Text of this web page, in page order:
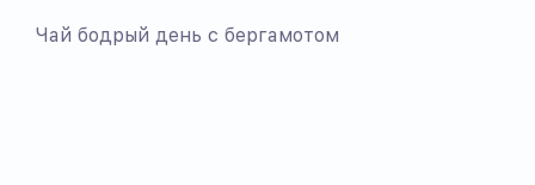
Чай бодрый день с бергамотом